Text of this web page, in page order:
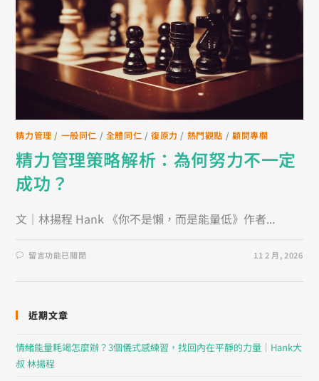
精力管理 / 一般同仁 / 全體同仁 /復原力 / 熱門觀點 / 顧問專欄
精力管理策略解析：為何努力不一定
成功？
文｜林揚程 Hank 《你不是懶，而是能量低》作者...
留言功能已關閉 11 2 月, 2026
近期文章
情緒能量耗竭怎麼辦？3個儀式感練習，找回內在平靜的力量｜Hank大
叔 林揚程